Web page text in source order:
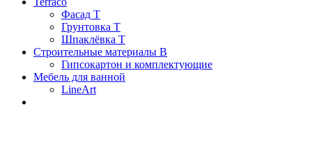
Фасад Т
Грунтовка T
Шпаклёвка T
Строительные материалы В
Гипсокартон и комплектующие
Мебель для ванной
LineArt